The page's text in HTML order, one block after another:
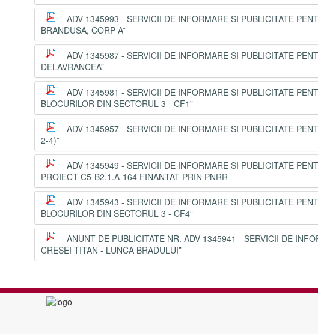
ADV 1345993 - SERVICII DE INFORMARE SI PUBLICITATE
BRANDUSA, CORP A”
ADV 1345987 - SERVICII DE INFORMARE SI PUBLICITATE
DELAVRANCEA”
ADV 1345981 - SERVICII DE INFORMARE SI PUBLICITATE
BLOCURILOR DIN SECTORUL 3 - CF1”
ADV 1345957 - SERVICII DE INFORMARE SI PUBLICITATE
2-4)”
ADV 1345949 - SERVICII DE INFORMARE SI PUBLICITATE
PROIECT C5-B2.1.A-164 FINANTAT PRIN PNRR
ADV 1345943 - SERVICII DE INFORMARE SI PUBLICITATE
BLOCURILOR DIN SECTORUL 3 - CF4”
ANUNT DE PUBLICITATE NR. ADV 1345941 - SERVICII DE
CRESEI TITAN - LUNCA BRADULUI”